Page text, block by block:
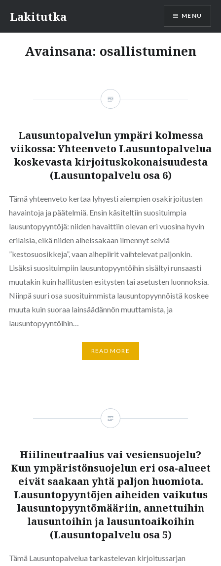
content
Lakitutka MENU
Avainsana: osallistuminen
Lausuntopalvelun ympäri kolmessa
viikossa: Yhteenveto Lausuntopalvelua
koskevasta kirjoituskokonaisuudesta
(Lausuntopalvelu osa 6)
Tämä yhteenveto kertaa lyhyesti aiempien osakirjoitusten
havaintoja ja päätelmiä. Ensin käsiteltiin suosituimpia
lausuntopyyntöjä: niiden havaittiin olevan eri vuosina hyvin
erilaisia, eikä niiden aiheissakaan ilmennyt selviä
”kestosuosikkeja”, vaan aihepiirit vaihtelevat paljonkin.
Lisäksi suosituimpiin lausuntopyyntöihin sisältyi runsaasti
muutakin kuin hallitusten esitysten tai asetusten luonnoksia.
Niinpä suuri osa suosituimmista lausuntopyynnöistä koskee
muuta kuin suoraa lainsäädännön muuttamista, ja
lausuntopyyntöihin…
READ MORE
Hiilineutraalius vai vesiensuojelu?
Kun ympäristönsuojelun eri osa-alueet
eivät saakaan yhtä paljon huomiota.
Lausuntopyyntöjen aiheiden vaikutus
lausuntopyyntömääriin, annettuihin
lausuntoihin ja lausuntoaikoihin
(Lausuntopalvelu osa 5)
Tämä Lausuntopalvelua tarkastelevan kirjoitussarjan